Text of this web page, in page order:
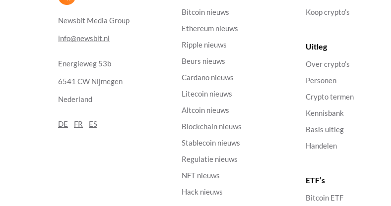
Newsbit Media Group
info@newsbit.nl
Energieweg 53b
6541 CW Nijmegen
Nederland
DE FR ES
Bitcoin nieuws
Ethereum nieuws
Ripple nieuws
Beurs nieuws
Cardano nieuws
Litecoin nieuws
Altcoin nieuws
Blockchain nieuws
Stablecoin nieuws
Regulatie nieuws
NFT nieuws
Hack nieuws
Koop crypto’s
Uitleg
Over crypto’s
Personen
Crypto termen
Kennisbank
Basis uitleg
Handelen
ETF’s
Bitcoin ETF